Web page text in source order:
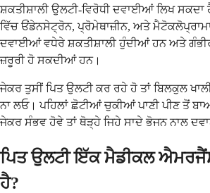
ਸ਼ਕਤੀਸ਼ਾਲੀ ਉਲਟੀ-ਵਿਰੋਧੀ ਦਵਾਈਆਂ ਲਿਖ ਸਕਦਾ
ਵਿੱਚ ਓਂਡੇਨਸੇਟ੍ਰੋਨ, ਪ੍ਰੋਮੇਥਾਜ਼ੀਨ, ਅਤੇ
ਦਵਾਈਆਂ ਵਧੇਰੇ ਸ਼ਕਤੀਸ਼ਾਲੀ ਹੁੰਦੀਆਂ ਹਨ ਅਤੇ
ਜ਼ਰੂਰੀ ਹੋ ਸਕਦੀਆਂ ਹਨ।
ਜੇਕਰ ਤੁਸੀਂ ਪਿਤ ਉਲਟੀ ਕਰ ਰਹੇ ਹੋ ਤਾਂ ਬਿਲਕੁਲ
ਨਾ ਲਓ। ਪਹਿਲਾਂ ਛੋਟੀਆਂ ਚੁਕੀਆਂ ਪਾਣੀ ਪੀਣ ਤੋਂ
ਜੇਕਰ ਸੰਭਵ ਹੋਵੇ ਤਾਂ ਥੋੜ੍ਹੇ ਜਿਹੇ ਸਾਦੇ ਭੋਜਨ ਨਾਲ
ਪਿਤ ਉਲਟੀ ਇੱਕ ਮੈਡੀਕਲ
ਹੈ?